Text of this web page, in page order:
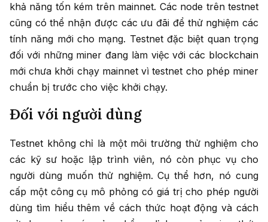
khả năng tốn kém trên mainnet. Các node trên testnet
cũng có thể nhận được các ưu đãi để thử nghiệm các
tính năng mới cho mạng. Testnet đặc biệt quan trọng
đối với những miner đang làm việc với các blockchain
mới chưa khởi chạy mainnet vì testnet cho phép miner
chuẩn bị trước cho việc khởi chạy.
Đối với người dùng
Testnet không chỉ là một môi trường thử nghiệm cho
các kỹ sư hoặc lập trình viên, nó còn phục vụ cho
người dùng muốn thử nghiệm. Cụ thể hơn, nó cung
cấp một công cụ mô phỏng có giá trị cho phép người
dùng tìm hiểu thêm về cách thức hoạt động và cách